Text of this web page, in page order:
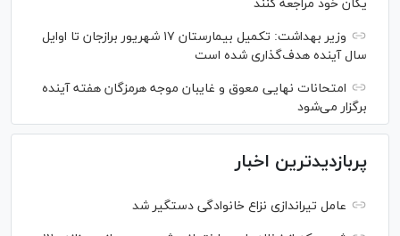
یگان خود مراجعه کنند
وزیر بهداشت: تکمیل بیمارستان ۱۷ شهریور برازجان تا اوایل
سال آینده هدف‌گذاری شده است
امتحانات نهایی معوق و غایبان موجه هرمزگان هفته آینده
برگزار می‌شود
پربازدیدترین اخبار
عامل تیراندازی نزاع خانوادگی دستگیر شد